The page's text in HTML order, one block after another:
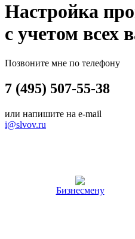
Настройка
с учетом всех
Позвоните мне по телефону
7 (495) 507-55-38
или напишите на e-mail
i@slvov.ru
Бизнесмену